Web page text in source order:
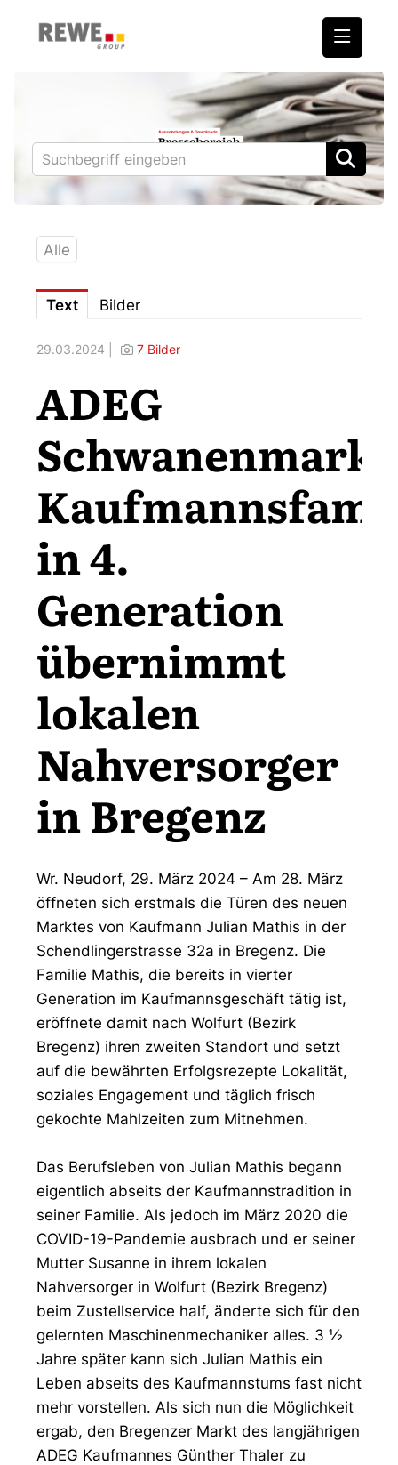
REWE International AG
BILLA
PENNY
BIPA
Downloads
Fotos – Vorstand
Kontakt
Alle
Text Bilder
29.03.2024 | 7 Bilder
ADEG
in 4.
Generation
übernimmt
lokalen
Nahversorger
in Bregenz
Wr. Neudorf, 29. März 2024 – Am 28. März
öffneten sich erstmals die Türen des neuen
Marktes von Kaufmann Julian Mathis in der
Schendlingerstrasse 32a in Bregenz. Die
Familie Mathis, die bereits in vierter
Generation im Kaufmannsgeschäft tätig ist,
eröffnete damit nach Wolfurt (Bezirk
Bregenz) ihren zweiten Standort und setzt
auf die bewährten Erfolgsrezepte Lokalität,
soziales Engagement und täglich frisch
gekochte Mahlzeiten zum Mitnehmen.
Das Berufsleben von Julian Mathis begann
eigentlich abseits der Kaufmannstradition in
seiner Familie. Als jedoch im März 2020 die
COVID-19-Pandemie ausbrach und er seiner
Mutter Susanne in ihrem lokalen
Nahversorger in Wolfurt (Bezirk Bregenz)
beim Zustellservice half, änderte sich für den
gelernten Maschinenmechaniker alles. 3 ½
Jahre später kann sich Julian Mathis ein
Leben abseits des Kaufmannstums fast nicht
mehr vorstellen. Als sich nun die Möglichkeit
ergab, den Bregenzer Markt des langjährigen
ADEG Kaufmannes Günther Thaler zu